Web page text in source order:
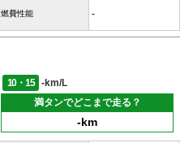
燃費性能 -
10・15
-km/L
満タンでどこまで走る？
-km